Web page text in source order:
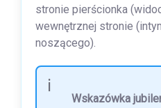
stronie pierścionka
wewnętrznej stronie
noszącego).
Wskazówka